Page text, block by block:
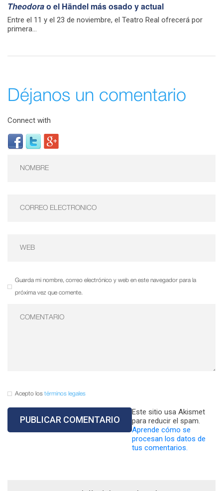
Theodorao el Händel más osado y actual
Entre el 11 y el 23 de noviembre, el Teatro Real ofrecerá por
primera...
Déjanos un comentario
Connect with
Guarda mi nombre, correo electrónico y web en este navegador para la
próxima vez que comente.
Acepto los términos legales
Este sitio usa Akismet
para reducir el spam.
Aprende cómo se
procesan los datos de
tus comentarios.